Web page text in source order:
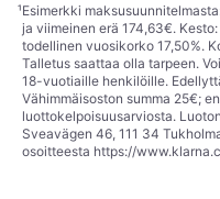
¹Esimerkki
ja viimeinen erä 174,63€.
todellinen vuosikorko 17,50%.
Talletus saattaa olla tarpeen.
18-vuotiaille henkilöille.
Vähimmäisoston summa 25€;
luottokelpoisuusarviosta.
Sveavägen 46, 111 34
osoitteesta https://